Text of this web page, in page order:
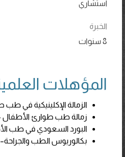
استشاري
الخبرة
8 سنوات
المؤهلات
الزمالة الإكلينيكية في
زمالة طب طوارئ الأطفال
البورد السعودي في طب
بكالوريوس الطب